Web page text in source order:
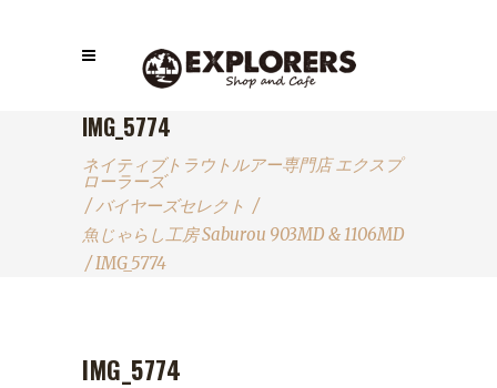
IMG_5774
ネイティブトラウトルアー専門店 エクスプ
ローラーズ
/バイヤーズセレクト /
魚じゃらし工房 Saburou 903MD & 1106MD
/IMG_5774
IMG_5774